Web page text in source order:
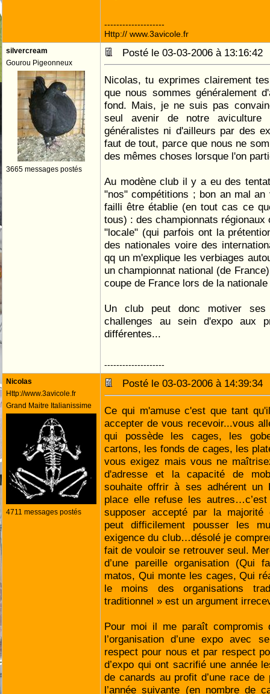
--------------------
Http:// www.3avicole.fr
silvercream
Gourou Pigeonneux
3665 messages postés
Posté le 03-03-2006 à
Nicolas, tu exprimes clairement
que nous sommes généralement
fond. Mais, je ne suis pas
seul avenir de notre aviculture
généralistes ni d'ailleurs par des
faut de tout, parce que nous ne
des mêmes choses lorsque l'on
Au modène club il y a eu des
"nos" compétitions ; bon an mal
failli être établie (en tout cas ce
tous) : des championnats régionaux
"locale" (qui parfois ont la
des nationales voire des
qq un m'explique les verbiages
un championnat national (de
coupe de France lors de la
Un club peut donc motiver ses
challenges au sein d'expo aux
différentes...
--------------------
Nicolas
Http://www.3avicole.fr
Grand Maitre Italianissime
4711 messages postés
Posté le 03-03-2006 à
Ce qui m'amuse c'est que tant
accepter de vous recevoir...vous
qui possède les cages, les
cartons, les fonds de cages, les
vous exigez mais vous ne
d'adresse et la capacité de
souhaite offrir à ses adhérent un
place elle refuse les
supposer accepté par la
peut difficilement pousser les
exigence du club…désolé je
fait de vouloir se retrouver seul.
d’une pareille organisation
matos, Qui monte les cages, Qui
le moins des organisations
traditionnel » est un argument
Pour moi il me paraît compromis
l’organisation d’une expo avec
respect pour nous et par respect
d’expo qui ont sacrifié une année
de canards au profit d’une race
l’année suivante (en nombre de